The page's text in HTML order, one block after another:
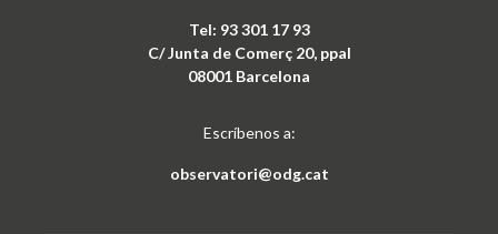
Tel: 93 301 17 93
C/ Junta de Comerç 20, ppal
08001 Barcelona
Escríbenos a:
observatori@odg.cat